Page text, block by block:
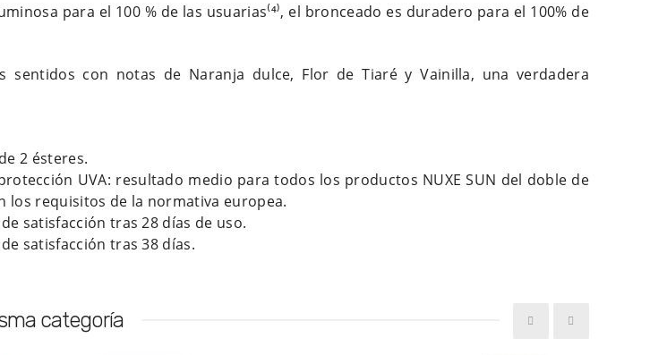
para el 100 % de las usuarias⁽⁴⁾, el bronceado es duradero para el 100% de
sentidos con notas de Naranja dulce, Flor de Tiaré y Vainilla, una verdadera
2 ésteres.
UVA: resultado medio para todos los productos NUXE SUN del doble de
los requisitos de la normativa europea.
satisfacción tras 28 días de uso.
de satisfacción tras 38 días.
categoría